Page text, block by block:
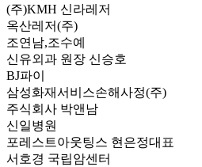
(주)KMH 신라레저
옥산레저(주)
조연남,조수예
신유외과 원장 신승호
BJ파이
삼성화재서비스손해사정(주)
주식회사 박앤남
신일병원
포레스트아웃팅스 현은정대표
서호경 국립암센터